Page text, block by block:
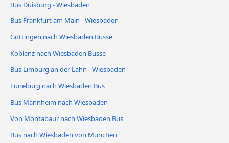
Bus Duisburg - Wiesbaden
Bus Frankfurt am Main - Wiesbaden
Göttingen nach Wiesbaden Busse
Koblenz nach Wiesbaden Busse
Bus Limburg an der Lahn - Wiesbaden
Lüneburg nach Wiesbaden Bus
Bus Mannheim nach Wiesbaden
Von Montabaur nach Wiesbaden Bus
Bus nach Wiesbaden von München